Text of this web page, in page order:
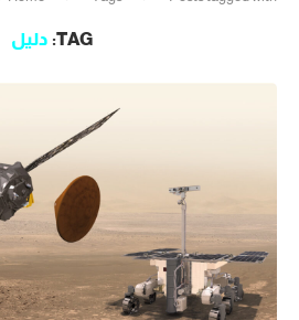
TAG: دليل